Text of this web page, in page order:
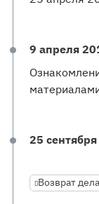
9 апреля
25 сентября
Возврат